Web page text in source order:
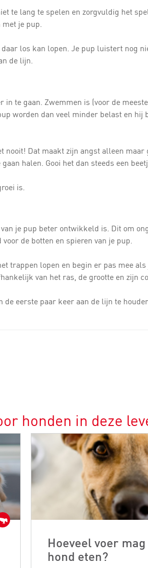
te lang te spelen en zorgvuldig het
je pup.
los kan lopen. Je pup luistert nog
de lijn.
te gaan. Zwemmen is (voor de
worden dan veel minder belast en hij
Dat maakt zijn angst alleen maar
halen. Gooi het dan steeds een
is.
je pup beter ontwikkeld is. Dit om
de botten en spieren van je pup.
trappen lopen en begin er pas mee
van het ras, de grootte en zijn
eerste paar keer aan de lijn te
honden in deze
Hoeveel voer
hond eten?